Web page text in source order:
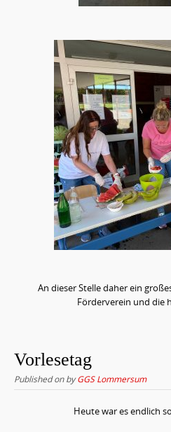
An dieser Stelle daher ein
Förderverein und die
Vorlesetag
Published onbyGGS Lommersum
Heute war es endlich